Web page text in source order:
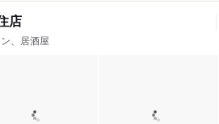
店
、居酒屋